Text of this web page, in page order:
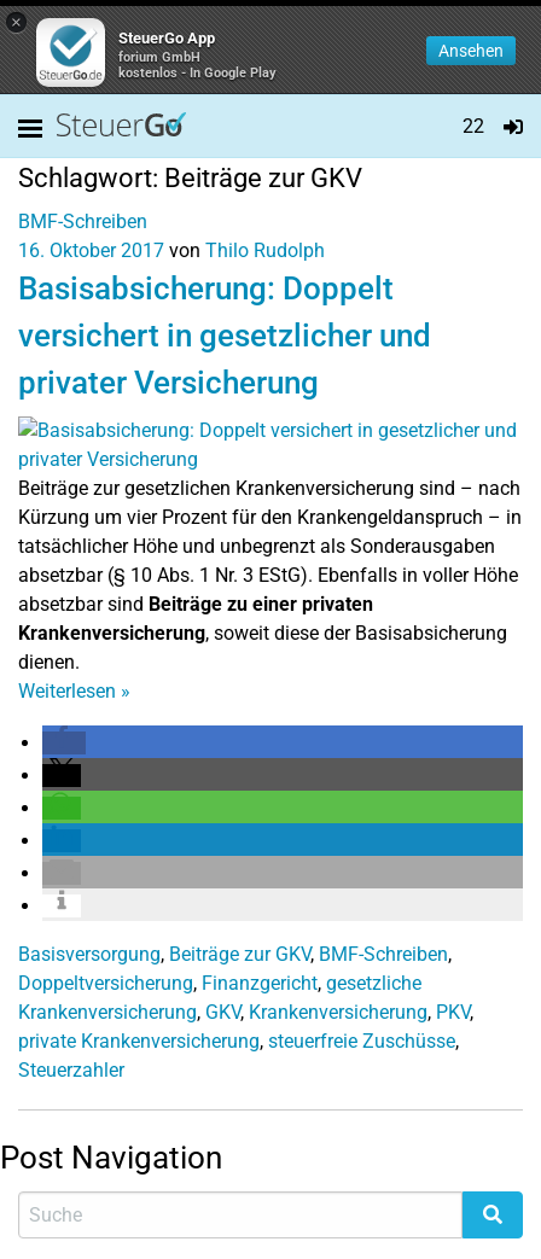
×
SteuerGo App
forium GmbH
kostenlos - In Google Play
Ansehen
22
Schlagwort: Beiträge zur GKV
BMF-Schreiben
16. Oktober 2017 von Thilo Rudolph
Basisabsicherung: Doppelt
versichert in gesetzlicher und
privater Versicherung
Beiträge zur gesetzlichen Krankenversicherung sind – nach
Kürzung um vier Prozent für den Krankengeldanspruch – in
tatsächlicher Höhe und unbegrenzt als Sonderausgaben
absetzbar (§ 10 Abs. 1 Nr. 3 EStG). Ebenfalls in voller Höhe
absetzbar sind Beiträge zu einer privaten
Krankenversicherung, soweit diese der Basisabsicherung
dienen.
Weiterlesen »
Basisversorgung, Beiträge zur GKV, BMF-Schreiben,
Doppeltversicherung, Finanzgericht, gesetzliche
Krankenversicherung, GKV, Krankenversicherung, PKV,
private Krankenversicherung, steuerfreie Zuschüsse,
Steuerzahler
Post Navigation